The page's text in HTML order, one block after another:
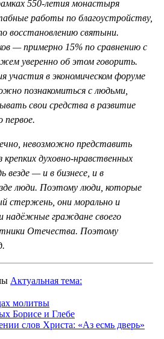
550-летия монастыря
работы по благоустройству,
восстановлению святыни.
— примерно 15% по сравнению с
уверенно об этом говорить.
участия в экономическом форуме
познакомиться с людьми,
свои средства в развитие
первое.
невозможно представить
крепких духовно-нравственных
везде — и в бизнесе, и в
люди. Поэтому люди, которые
стержень, они морально и
надёжные граждане своего
Отечества. Поэтому
Актуальная тема:
молитвы
Борисе и Глебе
слов Христа: «Аз есмь дверь»